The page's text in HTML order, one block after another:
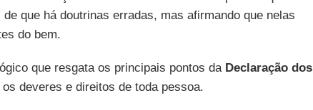
que há doutrinas erradas, mas afirmando que nelas
do bem.
que resgata os principais pontos da Declaração dos
os deveres e direitos de toda pessoa.